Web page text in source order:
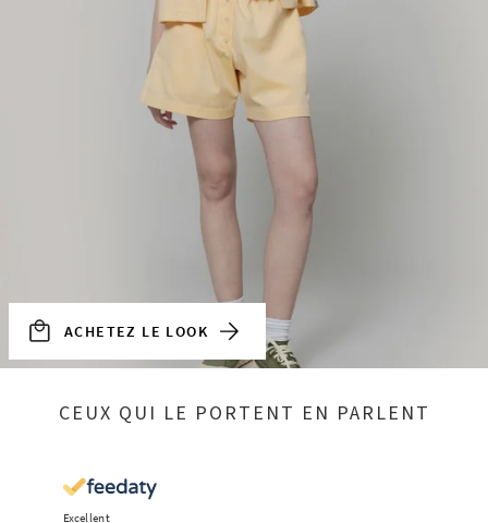
ACHETEZ LE LOOK
CEUX QUI LE PORTENT EN PARLENT
Excellent